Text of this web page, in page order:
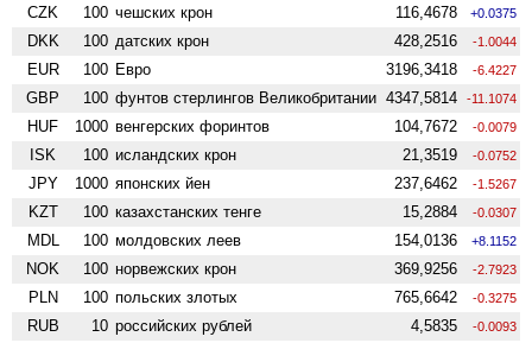
CZK 100 чешских крон 116,4678 +0.0375
DKK 100 датских крон 428,2516 -1.0044
EUR 100 Евро 3196,3418 -6.4227
GBP 100 фунтов стерлингов Велико­британии 4347,5814 -11.1074
HUF 1000 венгерских форинтов 104,7672 -0.0079
ISK 100 исландских крон 21,3519 -0.0752
JPY 1000 японских йен 237,6462 -1.5267
KZT 100 казахстанских тенге 15,2884 -0.0307
MDL 100 молдовских леев 154,0136 +8.1152
NOK 100 норвежских крон 369,9256 -2.7923
PLN 100 польских злотых 765,6642 -0.3275
RUB 10 российских рублей 4,5835 -0.0093